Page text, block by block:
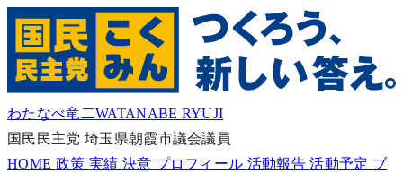
わたなべ竜二WATANABE RYUJI
国民民主党 埼玉県朝霞市議会議員
HOME 政策 実績 決意 プロフィール 活動報告活動予定 ブ